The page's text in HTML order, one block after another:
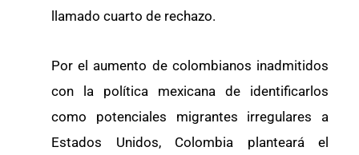
llamado cuarto de rechazo.
Por el aumento de colombianos inadmitidos
con la política mexicana de identificarlos
como potenciales migrantes irregulares a
Estados Unidos, Colombia planteará el